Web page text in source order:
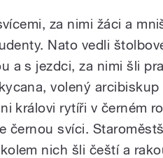
za nimi žáci a
Nato vedli
a s jezdci, za nimi šli
volený arcibiskup
královi rytíři v černém
černou svíci.
nich šli čeští a